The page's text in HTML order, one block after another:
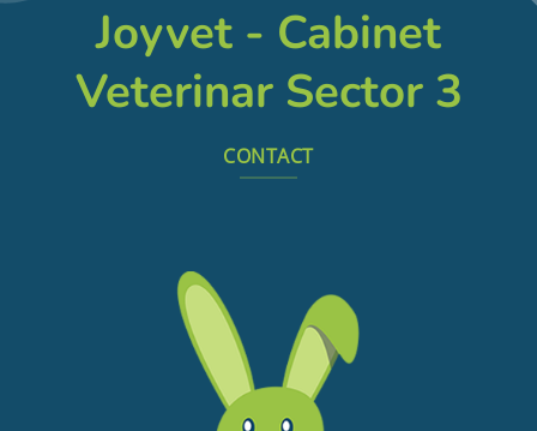
Joyvet - Cabinet
Veterinar Sector 3
CONTACT